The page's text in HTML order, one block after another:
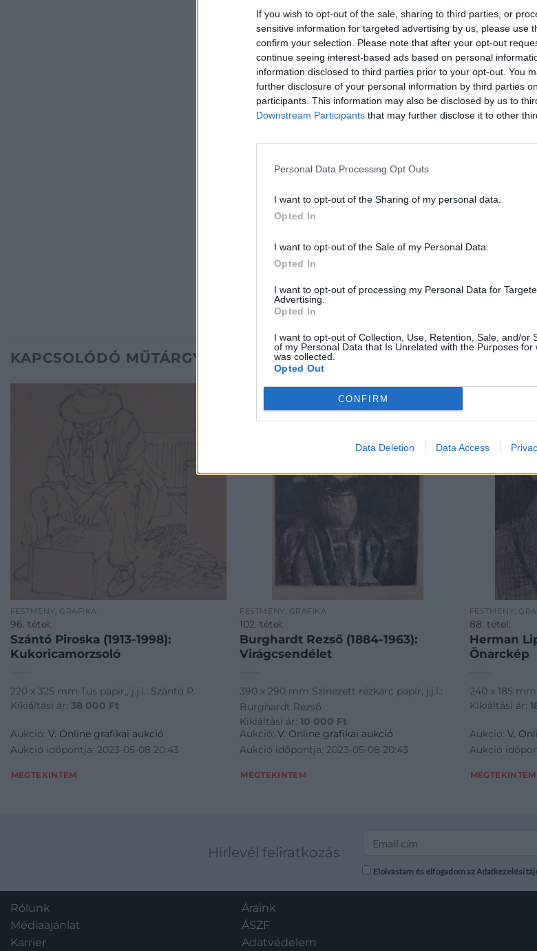
If you wish to opt-out of the sale, sharing to third parties, or
sensitive information for targeted advertising by us, please use
confirm your selection. Please note that after your opt-out
continue seeing interest-based ads based on personal
information disclosed to third parties prior to your opt-out. You
further disclosure of your personal information by third parties
participants. This information may also be disclosed by us to
Downstream Participants that may further disclose it to other
Personal Data Processing Opt Outs
I want to opt-out of the Sharing of my personal data.
Opted In
I want to opt-out of the Sale of my Personal Data.
Opted In
I want to opt-out of processing my Personal Data for
Advertising.
Opted In
I want to opt-out of Collection, Use, Retention, Sale, and/or
of my Personal Data that Is Unrelated with the Purposes for
was collected.
Opted Out
CONFIRM
Data Deletion Data Access
Bemutatkozás: Galériánk
tárgyakat, kínálunk és keresünk.
KAPCSOLÓDÓ MŰTÁRGYAK
FESTMÉNY, GRAFIKA
96. tétel:
Szántó Piroska (1913-1998):
Kukoricamorzsoló
220 x 325 mm Tus papír,, j.j.l.: Szántó P.
Kikiáltási ár: 38 000 Ft
Aukció: V. Online grafikai aukció
Aukció időpontja: 2023-05-08 20:43
MEGTEKINTEM
FESTMÉNY, GRAFIKA
102. tétel:
Burghardt Rezső (1884-1963):
Virágcsendélet
390 x 290 mm Színezett rézkarc papír, j.j.l.:
Burghardt Rezső
Kikiáltási ár:10 000 Ft
Aukció:V. Online grafikai aukció
Aukció időpontja: 2023-05-08 20:43
MEGTEKINTEM
FESTMÉNY,
88. tétel:
Herman
Önarckép
240 x 185
Kikiáltási ár:
Aukció: V.
Aukció
MEGTEKINTEM
Hírlevél feliratkozás
Elolvastam és elfogadom az Adatkezelési
Rólunk
Médiaajánlat
Karrier
Áraink
ÁSZF
Adatvédelem